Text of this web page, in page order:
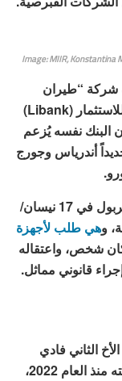
إدارة شركة “طيران
المتوسّط” شخصين مرتبطين ببنك “ليبانك” للاستثمار (Libank)
البنك نفسه يُزعم
أندرياس وجورج
ونتيجة لذلك، صدرت “نشرة حمراء” من الإنتربول في 17 نيسان/
هي طلب لأجهزة
شخص، واعتقاله
قانوني مماثل.
الثاني فادي
حلّاق، الذي يبدو أنه في صراع مفتوح مع عائلته منذ العام 2022،